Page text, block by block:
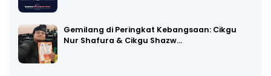
Gemilang di Peringkat Kebangsaan: Cikgu
Nur Shafura & Cikgu Shazw…